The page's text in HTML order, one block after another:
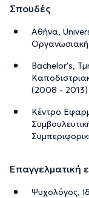
Σπουδές
Αθήνα,
Bachelor's,
(2008 - 2013)
Κέντρο
Επαγγελματική
Ψυχολόγος,